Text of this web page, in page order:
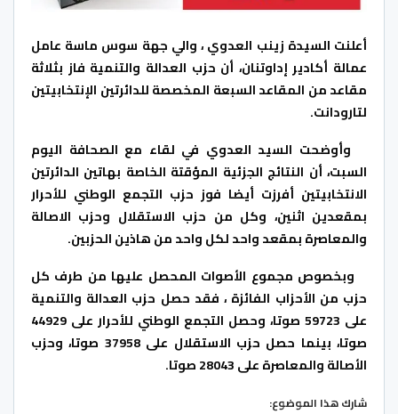
أعلنت السيدة زينب العدوي ، والي جهة سوس ماسة عامل
عمالة أكادير إداوتنان، أن حزب العدالة والتنمية فاز بثلاثة
مقاعد من المقاعد السبعة المخصصة للدائرتين الإنتخابيتين
لتارودانت.
وأوضحت السيد العدوي في لقاء مع الصحافة اليوم
السبت، أن النتائج الجزئية المؤقتة الخاصة بهاتين الدائرتين
الانتخابيتين أفرزت أيضا فوز حزب التجمع الوطني للأحرار
بمقعدين اثنين، وكل من حزب الاستقلال وحزب الاصالة
والمعاصرة بمقعد واحد لكل واحد من هاذين الحزبين.
وبخصوص مجموع الأصوات المحصل عليها من طرف كل
حزب من الأحزاب الفائزة ، فقد حصل حزب العدالة والتنمية
على 59723 صوتا، وحصل التجمع الوطني للأحرار على 44929
صوتا، بينما حصل حزب الاستقلال على 37958 صوتا، وحزب
الأصالة والمعاصرة على 28043 صوتا.
شارك هذا الموضوع: